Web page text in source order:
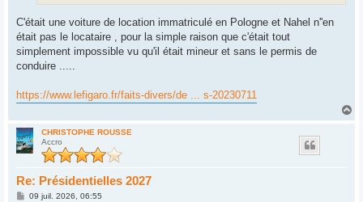
C'était une voiture de location immatriculé en Pologne et Nahel n''en
était pas le locataire , pour la simple raison que c'était tout
simplement impossible vu qu'il était mineur et sans le permis de
conduire .....
https://www.lefigaro.fr/faits-divers/de ... s-20230711
a
CHRISTOPHE ROUSSE
Accro
Re: Présidentielles 2027
M09 juil. 2026, 06:55